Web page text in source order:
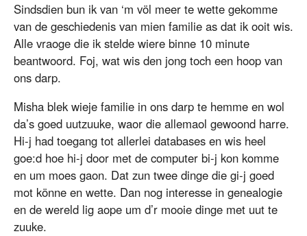
Sindsdien bun ik van ‘m völ meer te wette gekomme
van de geschiedenis van mien familie as dat ik ooit wis.
Alle vraoge die ik stelde wiere binne 10 minute
beantwoord. Foj, wat wis den jong toch een hoop van
ons darp.
Misha blek wieje familie in ons darp te hemme en wol
da’s goed uutzuuke, waor die allemaol gewoond harre.
Hi-j had toegang tot allerlei databases en wis heel
goe:d hoe hi-j door met de computer bi-j kon komme
en um moes gaon. Dat zun twee dinge die gi-j goed
mot könne en wette. Dan nog interesse in genealogie
en de wereld lig aope um d’r mooie dinge met uut te
zuuke.